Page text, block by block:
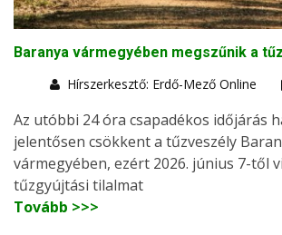
Baranya vármegyében megszűnik a
Hírszerkesztő: Erdő-Mező Online
Az utóbbi 24 óra csapadékos időjárás
jelentősen csökkent a tűzveszély
vármegyében, ezért 2026. június 7-től
tűzgyújtási tilalmat
Tovább >>>